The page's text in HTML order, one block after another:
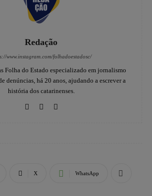
Redação
www.instagram.com/folhadoestadosc/
Folha do Estado especializado em jornalismo
denúncias, há 20 anos, ajudando a escrever a
história dos catarinenses.
X WhatsApp